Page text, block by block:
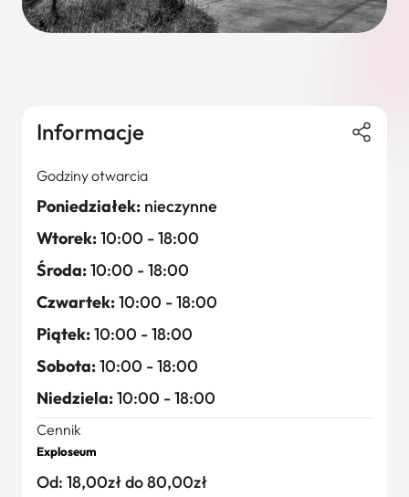
Informacje
Godziny otwarcia
Poniedziałek: nieczynne
Wtorek:10:00 - 18:00
Środa:10:00 - 18:00
Czwartek:10:00 - 18:00
Piątek:10:00 - 18:00
Sobota:10:00 - 18:00
Niedziela:10:00 - 18:00
Cennik
Exploseum
Od: 18,00zł do 80,00zł